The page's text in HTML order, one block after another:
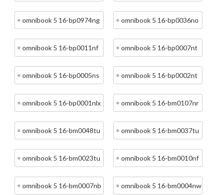
omnibook 5 16-bp0974ng omnibook 5 16-bp0036no
omnibook 5 16-bp0011nf omnibook 5 16-bp0007nt
omnibook 5 16-bp0005ns omnibook 5 16-bp0002nt
omnibook 5 16-bp0001nlx omnibook 5 16-bm0107nr
omnibook 5 16-bm0048tu omnibook 5 16-bm0037tu
omnibook 5 16-bm0023tu omnibook 5 16-bm0010nf
omnibook 5 16-bm0007nb omnibook 5 16-bm0004nw